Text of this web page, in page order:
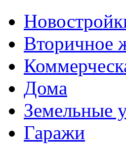
Вторичное
Дома
Земельные
Гаражи